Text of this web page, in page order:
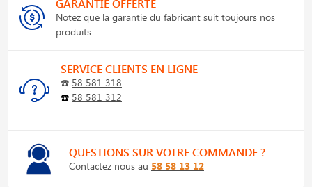
GARANTIE OFFERTE
Notez que la garantie du fabricant suit toujours nos
produits
SERVICE CLIENTS EN LIGNE
☎️ 58 581 318
☎️ 58 581 312
QUESTIONS SUR VOTRE COMMANDE ?
Contactez nous au 58 58 13 12